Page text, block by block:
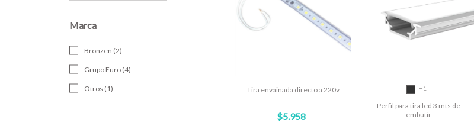
Marca
Bronzen (2)
Grupo Euro (4)
Otros (1) Tira envainada directo a 220v
$5.958
+1
Perfil para tira led 3 mts de
embutir